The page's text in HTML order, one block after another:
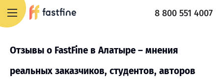
8 800 551 4007
Отзывы о FastFine в Алатыре – мнения
реальных заказчиков, студентов, авторов